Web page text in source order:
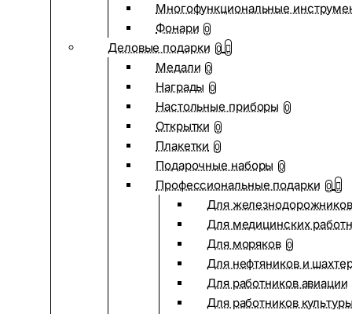
Многофункциональные
Фонари 0
Деловые подарки 0
Медали 0
Награды 0
Настольные приборы 0
Открытки 0
Плакетки 0
Подарочные наборы 0
Профессиональные подарки 0
Для железнодорожников
Для медицинских
Для моряков 0
Для нефтяников и
Для работников авиации
Для работников